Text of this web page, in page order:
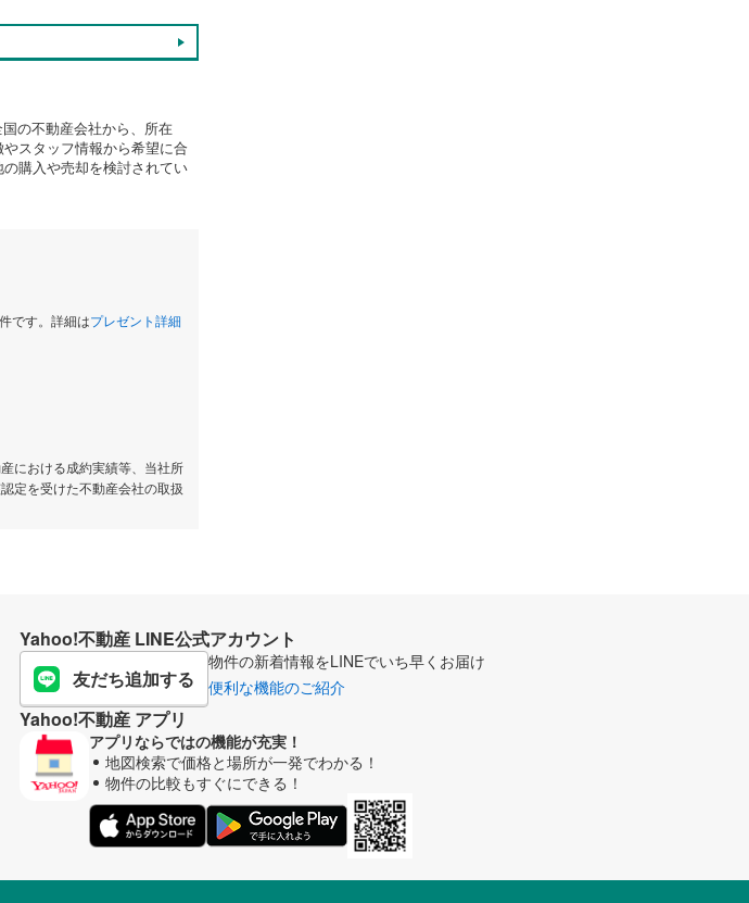
の不動産会社から、所在
スタッフ情報から希望に合
購入や売却を検討されてい
です。詳細はプレゼント詳細
における成約実績等、当社所
定を受けた不動産会社の取扱
Yahoo!不動産 LINE公式アカウント
友だち追加する
物件の新着情報をLINEでいち早くお届け
便利な機能のご紹介
Yahoo!不動産 アプリ
アプリならではの機能が充実！
地図検索で価格と場所が一発でわかる！
物件の比較もすぐにできる！